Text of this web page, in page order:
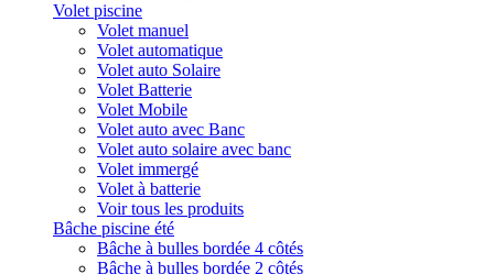
Volet piscine
Volet manuel
Volet automatique
Volet auto Solaire
Volet Batterie
Volet Mobile
Volet auto avec Banc
Volet auto solaire avec banc
Volet immergé
Volet à batterie
Voir tous les produits
Bâche piscine été
Bâche à bulles bordée 4 côtés
Bâche à bulles bordée 2 côtés